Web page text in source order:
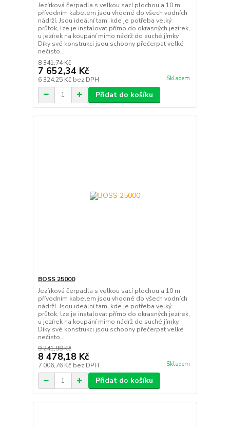
Jezírková čerpadla s velkou sací plochou a 10 m
přívodním kabelem jsou vhodné do všech vodních
nádrží. Jsou ideální tam, kde je potřeba velký
průtok, lze je instalovat přímo do okrasných jezírek,
u jezírek na koupání mimo nádrž do suché jímky.
Díky své konstrukci jsou schopny přečerpat velké
nečisto...
8 341,74 Kč
7 652,34 Kč
6 324,25 Kč bez DPH Skladem
Přidat do košíku
BOSS 25000
Jezírková čerpadla s velkou sací plochou a 10 m
přívodním kabelem jsou vhodné do všech vodních
nádrží. Jsou ideální tam, kde je potřeba velký
průtok, lze je instalovat přímo do okrasných jezírek,
u jezírek na koupání mimo nádrž do suché jímky.
Díky své konstrukci jsou schopny přečerpat velké
nečisto...
9 241,98 Kč
8 478,18 Kč
7 006,76 Kč bez DPH Skladem
Přidat do košíku